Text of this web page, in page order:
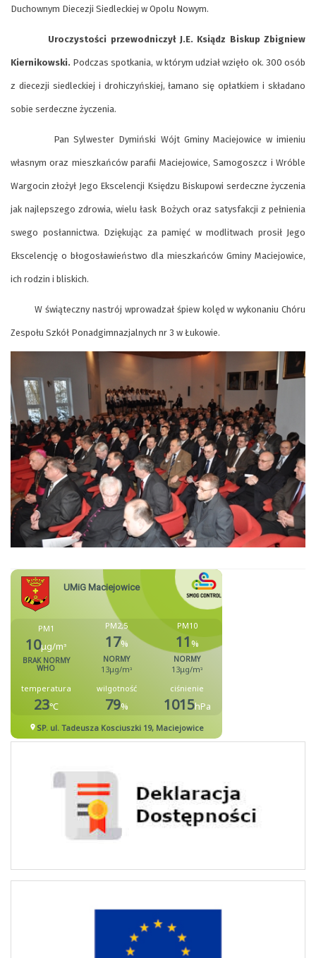
Duchownym Diecezji Siedleckiej w Opolu Nowym.
Uroczystości przewodniczył J.E. Ksiądz Biskup Zbigniew
Kiernikowski. Podczas spotkania, w którym udział wzięło ok. 300 osób
z diecezji siedleckiej i drohiczyńskiej, łamano się opłatkiem i składano
sobie serdeczne życzenia.
Pan Sylwester Dymiński Wójt Gminy Maciejowice w imieniu
własnym oraz mieszkańców parafii Maciejowice, Samogoszcz i Wróble
Wargocin złożył Jego Ekscelencji Księdzu Biskupowi serdeczne życzenia
jak najlepszego zdrowia, wielu łask Bożych oraz satysfakcji z pełnienia
swego posłannictwa. Dziękując za pamięć w modlitwach prosił Jego
Ekscelencję o błogosławieństwo dla mieszkańców Gminy Maciejowice,
ich rodzin i bliskich.
W świąteczny nastrój wprowadzał śpiew kolęd w wykonaniu Chóru
Zespołu Szkół Ponadgimnazjalnych nr 3 w Łukowie.